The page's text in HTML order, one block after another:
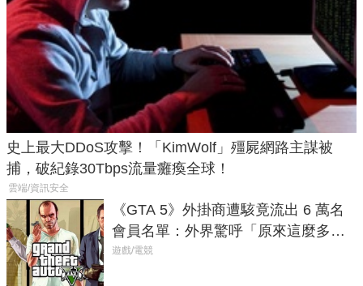
史上最大DDoS攻擊！「KimWolf」殭屍網路主謀被
捕，破紀錄30Tbps流量癱瘓全球！
雲端/資訊安全
《GTA 5》外掛商遭駭竟流出 6 萬名
會員名單：外界驚呼「原來這麼多人
在開掛！」
遊戲/電競